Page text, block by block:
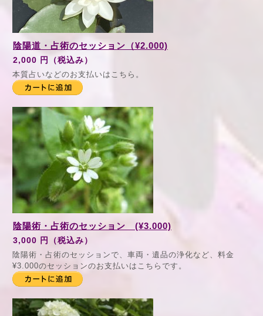
陰陽道・占術のセッション（¥2.000)
2,000 円（税込み）
本質占いなどのお支払いはこちら。
陰陽術・占術のセッション (¥3.000)
3,000 円（税込み）
陰陽術・占術のセッションで、車両・遺品の浄化など、料金
¥3.000のセッションのお支払いはこちらです。